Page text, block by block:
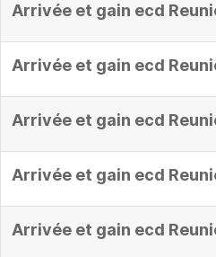
Arrivée et gain ecd
Arrivée et gain ecd
Arrivée et gain ecd
Arrivée et gain ecd
Arrivée et gain ecd